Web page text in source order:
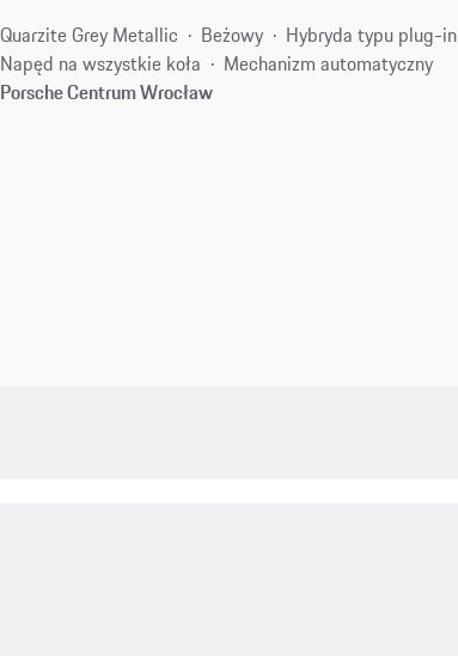
Quarzite Grey Metallic Beżowy Hybryda typu plug-in
Napęd na wszystkie koła
Mechanizm automatyczny
Porsche Centrum Wrocław